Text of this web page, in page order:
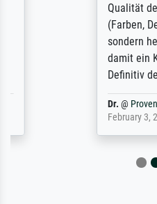
Qualität des Papiers
(Farben, Details
sondern
damit ein Kunstwerk
Definitiv den Pre...
ProvenExpert
February 3, 2026